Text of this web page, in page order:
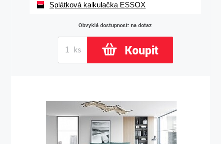
Splátková kalkulačka ESSOX
Obvyklá dostupnost: na dotaz
Koupit